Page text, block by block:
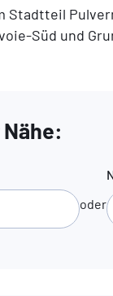
Süd und
oder